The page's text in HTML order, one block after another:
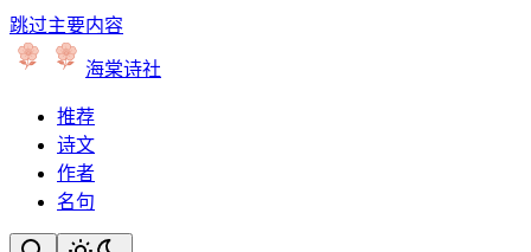
跳过主要内容
海棠诗社
推荐
诗文
作者
名句